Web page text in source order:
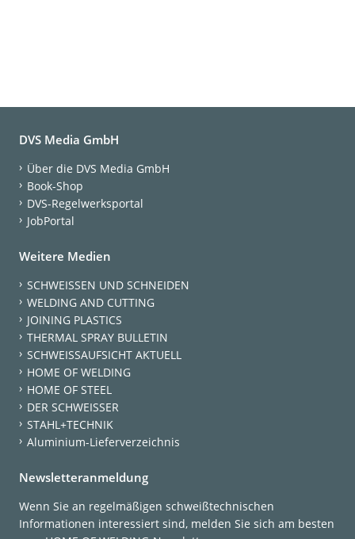
DVS Media GmbH
Über die DVS Media GmbH
Book-Shop
DVS-Regelwerksportal
JobPortal
Weitere Medien
SCHWEISSEN UND SCHNEIDEN
WELDING AND CUTTING
JOINING PLASTICS
THERMAL SPRAY BULLETIN
SCHWEISSAUFSICHT AKTUELL
HOME OF WELDING
HOME OF STEEL
DER SCHWEISSER
STAHL+TECHNIK
Aluminium-Lieferverzeichnis
Newsletteranmeldung
Wenn Sie an regelmäßigen schweißtechnischen
Informationen interessiert sind, melden Sie sich am besten